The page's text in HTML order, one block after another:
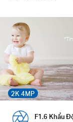
2K 4MP
F1.6 Khẩu